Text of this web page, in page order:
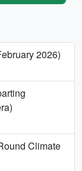
2026)
Climate